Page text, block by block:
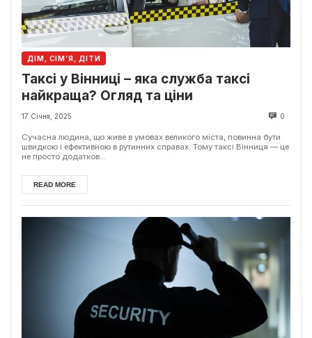
ДІМ, СІМ’Я, ДІТИ
Таксі у Вінниці – яка служба таксі
найкраща? Огляд та ціни
17 Січня, 2025 0
Сучасна людина, що живе в умовах великого міста, повинна бути
швидкою і ефективною в рутинних справах. Тому таксі Вінниця — це
не просто додатков...
READ MORE